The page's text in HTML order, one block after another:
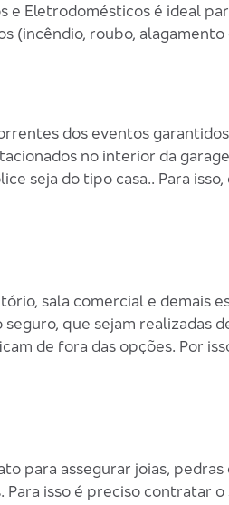
Eletrodomésticos é ideal
(incêndio, roubo,
dos eventos
no interior da
seja do tipo casa.. Para
sala comercial e demais
que sejam realizadas
de fora das opções. Por
para assegurar joias,
isso é preciso contratar